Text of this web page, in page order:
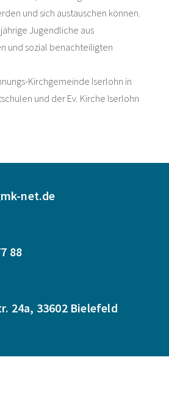
und sich austauschen können.
Jugendliche aus
und sozial benachteiligten
Kirchgemeinde Iserlohn in
und der Ev. Kirche Iserlohn
net.de
88
24a, 33602 Bielefeld